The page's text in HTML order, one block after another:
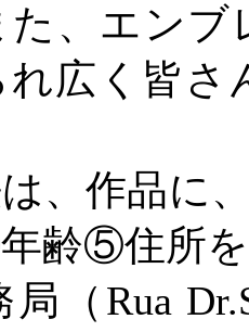
た、エン
広く皆さ
、作品に
齢⑤住所
（Rua